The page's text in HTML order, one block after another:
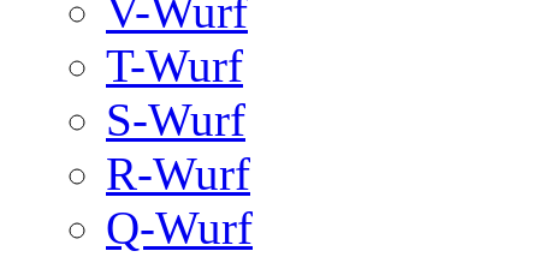
V-Wurf
T-Wurf
S-Wurf
R-Wurf
Q-Wurf